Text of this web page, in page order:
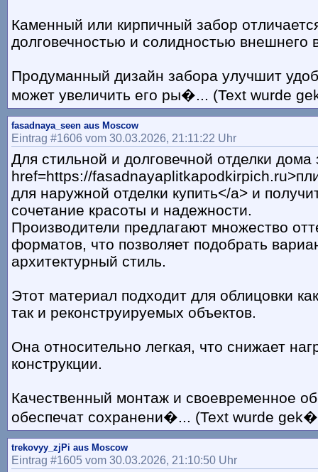
Каменный или кирпичный забор
долговечностью и солидностью внешнего
Продуманный дизайн забора улучшит
может увеличить его ры�... (Text wurde
fasadnaya_seen aus Moscow
Eintrag #1606 vom 30.03.2026, 21:11:22 Uhr
Для стильной и долговечной отделки дома
href=https://
для наружной отделки купить</a> и
сочетание красоты и надежности.
Производители предлагают множество
форматов, что позволяет подобрать
архитектурный стиль.
Этот материал подходит для облицовки
так и реконструируемых объектов.
Она относительно легкая, что снижает
конструкции.
Качественный монтаж и своевременное
обеспечат сохранени�... (Text wurde
trekovyy_zjPi aus Moscow
Eintrag #1605 vom 30.03.2026, 21:10:50 Uhr